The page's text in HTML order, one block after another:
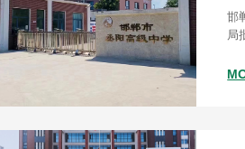
邯
局
络